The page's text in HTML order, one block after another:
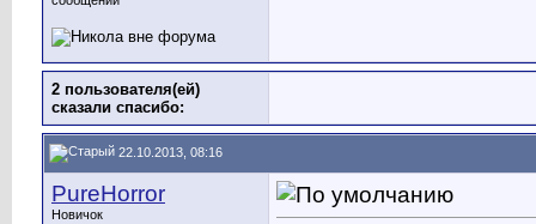
2 пользователя(ей)
сказали cпасибо:
22.10.2013, 08:16
PureHorror
Новичок